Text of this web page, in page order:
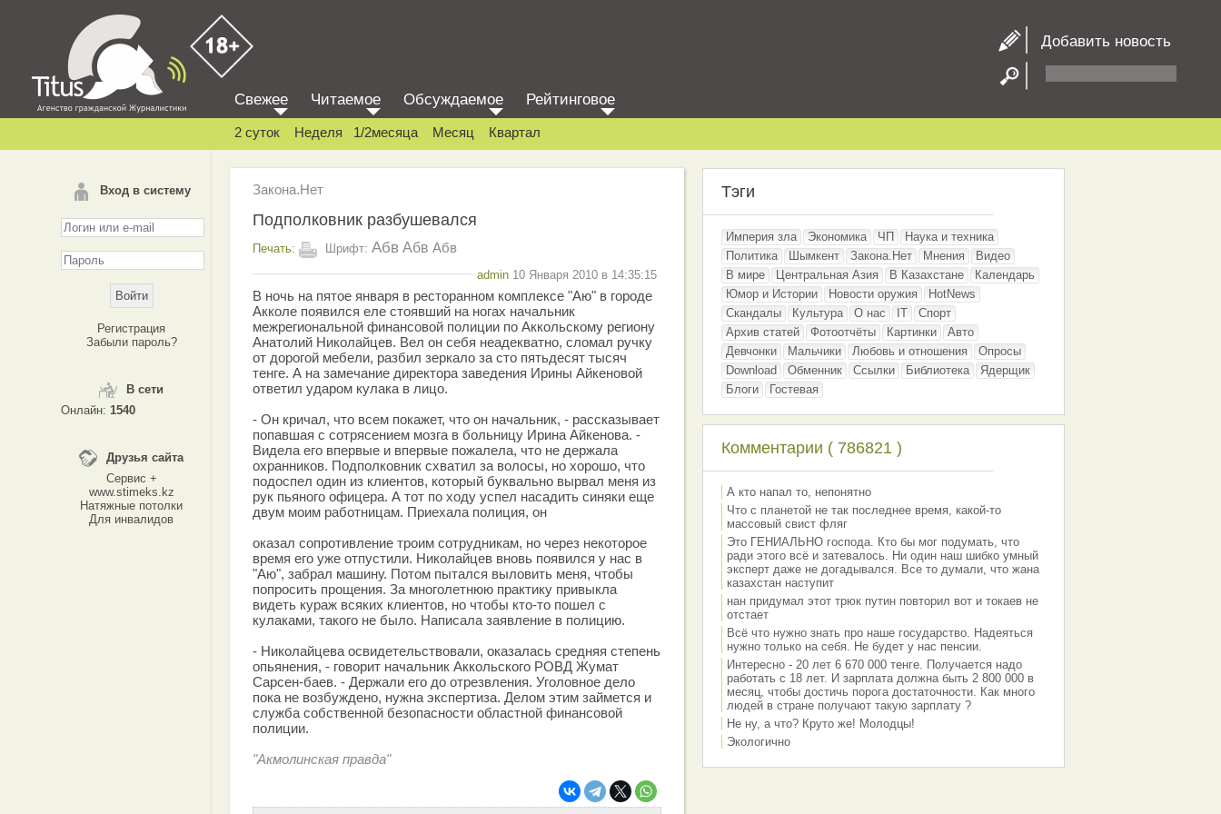
Добавить новость
Вход в систему
Регистрация
Забыли пароль?
В сети
Онлайн: 1540
Друзья сайта
Сервис +
www.stimeks.kz
Натяжные потолки
Для инвалидов
Свежее Читаемое Обсуждаемое Рейтинговое
2 суток Неделя 1/2месяца Месяц Квартал
Закона.Нет
Подполковник разбушевался
Печать: Шрифт: Абв Абв Абв
admin 10 Января 2010 в 14:35:15
В ночь на пятое января в ресторанном комплексе "Аю" в городе
Акколе появился еле стоявший на ногах начальник
межрегиональной финансовой полиции по Аккольскому региону
Анатолий Николайцев. Вел он себя неадекватно, сломал ручку
от дорогой мебели, разбил зеркало за сто пятьдесят тысяч
тенге. А на замечание директора заведения Ирины Айкеновой
ответил ударом кулака в лицо.
- Он кричал, что всем покажет, что он начальник, - рассказывает
попавшая с сотрясением мозга в больницу Ирина Айкенова. -
Видела его впервые и впервые пожалела, что не держала
охранников. Подполковник схватил за волосы, но хорошо, что
подоспел один из клиентов, который буквально вырвал меня из
рук пьяного офицера. А тот по ходу успел насадить синяки еще
двум моим работницам. Приехала полиция, он
оказал сопротивление троим сотрудникам, но через некоторое
время его уже отпустили. Николайцев вновь появился у нас в
"Аю", забрал машину. Потом пытался выловить меня, чтобы
попросить прощения. За многолетнюю практику привыкла
видеть кураж всяких клиентов, но чтобы кто-то пошел с
кулаками, такого не было. Написала заявление в полицию.
- Николайцева освидетельствовали, оказалась средняя степень
опьянения, - говорит начальник Аккольского РОВД Жумат
Сарсен-баев. - Держали его до отрезвления. Уголовное дело
пока не возбуждено, нужна экспертиза. Делом этим займется и
служба собственной безопасности областной финансовой
полиции.
"Акмолинская правда"
Тэги
Империя зла Экономика ЧП
Наука и техника
Политика
Шымкент Закона.Нет Мнения
Видео
В мире
Центральная Азия В Казахстане
Календарь
Юмор и Истории
Новости оружия
HotNews
Скандалы
Культура О нас IT
Спорт
Архив статей
Фотоотчёты Картинки
Авто
Девчонки
Мальчики Любовь и отношения
Опросы
Download
Обменник Ссылки Библиотека
Ядерщик
Блоги
Гостевая
Комментарии ( 786821 )
А кто напал то, непонятно
Что с планетой не так последнее время, какой-то
массовый свист фляг
Это ГЕНИАЛЬНО господа. Кто бы мог подумать, что
ради этого всё и затевалось. Ни один наш шибко умный
эксперт даже не догадывался. Все то думали, что жана
казахстан наступит
нан придумал этот трюк путин повторил вот и токаев не
отстает
Всё что нужно знать про наше государство. Надеяться
нужно только на себя. Не будет у нас пенсии.
Интересно - 20 лет 6 670 000 тенге. Получается надо
работать с 18 лет. И зарплата должна быть 2 800 000 в
месяц, чтобы достичь порога достаточности. Как много
людей в стране получают такую зарплату ?
Не ну, а что? Круто же! Молодцы!
Экологично